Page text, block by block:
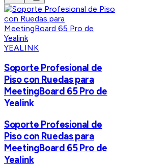
YEALINK
Soporte Profesional de
Piso con Ruedas para
MeetingBoard 65 Pro de
Yealink
Soporte Profesional de
Piso con Ruedas para
MeetingBoard 65 Pro de
Yealink